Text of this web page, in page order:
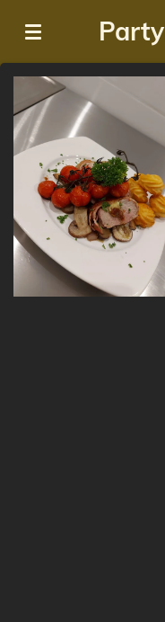
direct
naar
hoofdinhoud